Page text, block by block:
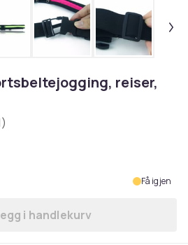
reiser,
Få igjen
Legg Svart / grønn
i handlekurv